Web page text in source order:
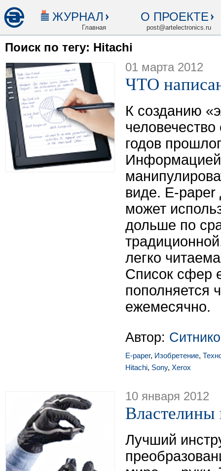
ЖУРНАЛ
Главная
О ПРОЕКТЕ
post@artelectronics.ru
Поиск по тегу: Hitachi
01 марта 2012
ЧТО
К созданию
годов
Информацией
виде. E-paper
может
дольше по
легко
Список сфер
пополняется
ежемесячно.
Автор:
E-paper, Изобретение,
Hitachi, Sony, Xerox
10 января 2012
Властелины
Лучший